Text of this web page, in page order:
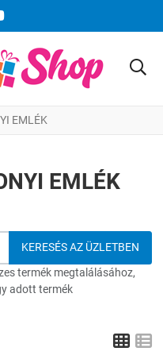
KÖZÖSSÉGI LINK
YOUTUBE KÖZÖSSÉGI LINK
EMLÉK
EMLÉK
termék megtalálásához,
adott termék
Grid